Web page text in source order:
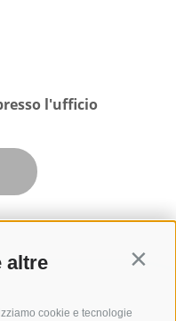
altre
cookie e tecnologie
l'ufficio